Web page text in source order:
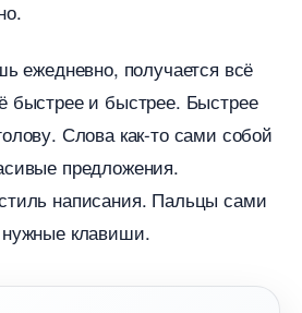
ежедневно, получается всё
и быстрее. Быстрее
Слова как-то сами собой
предложения.
написания. Пальцы сами
клавиши.